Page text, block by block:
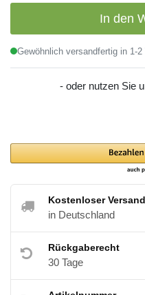
In den
Gewöhnlich versandfertig in 1-2
- oder nutzen Sie
Kostenloser Versand
in Deutschland
Rückgaberecht
30 Tage